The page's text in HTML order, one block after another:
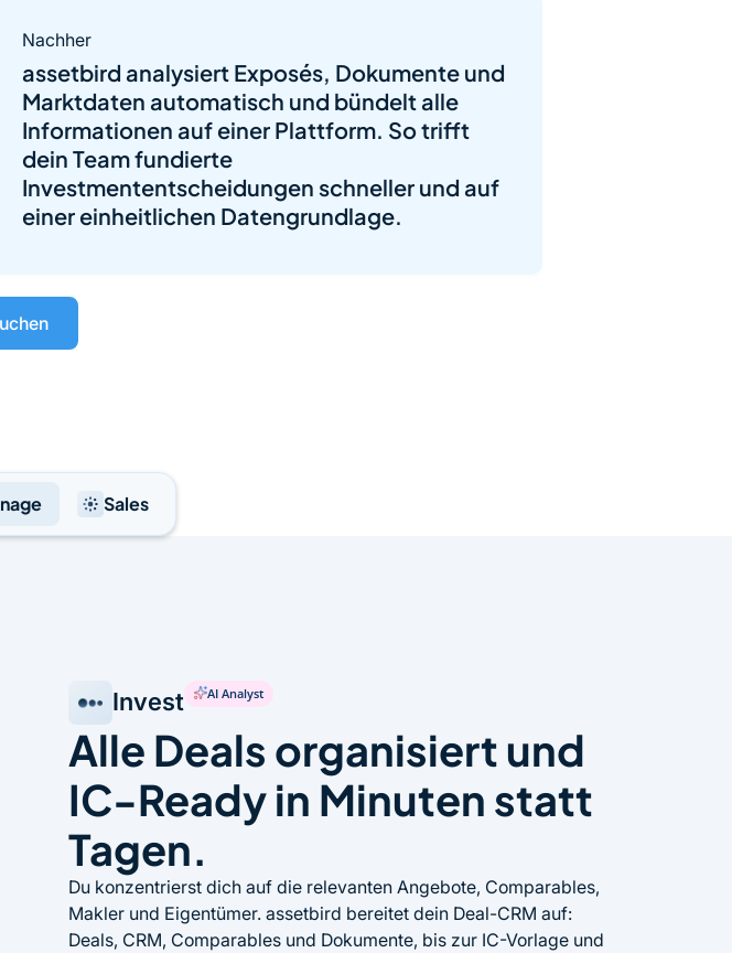
Nachher
assetbird analysiert Exposés, Dokumente und
Marktdaten automatisch und bündelt alle
Informationen auf einer Plattform. So trifft
dein Team fundierte
Investmententscheidungen schneller und auf
einer einheitlichen Datengrundlage.
Sales
Invest AI Analyst
Alle Deals organisiert und
IC-Ready in Minuten statt
Tagen.
Du konzentrierst dich auf die relevanten Angebote, Comparables,
Makler und Eigentümer. assetbird bereitet dein Deal-CRM auf:
Deals, CRM, Comparables und Dokumente, bis zur IC-Vorlage und